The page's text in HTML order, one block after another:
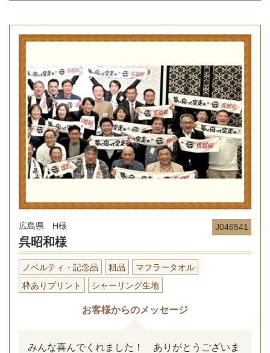
J046541
広島県 H様
呉昭和様
ノベルティ・記念品 粗品
マフラータオル
枠ありプリント
シャーリング生地
お客様からのメッセージ
みんな喜んでくれました！ ありがとうございま